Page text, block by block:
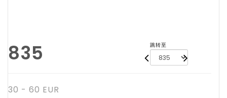
835 跳转至
30 - 60 EUR